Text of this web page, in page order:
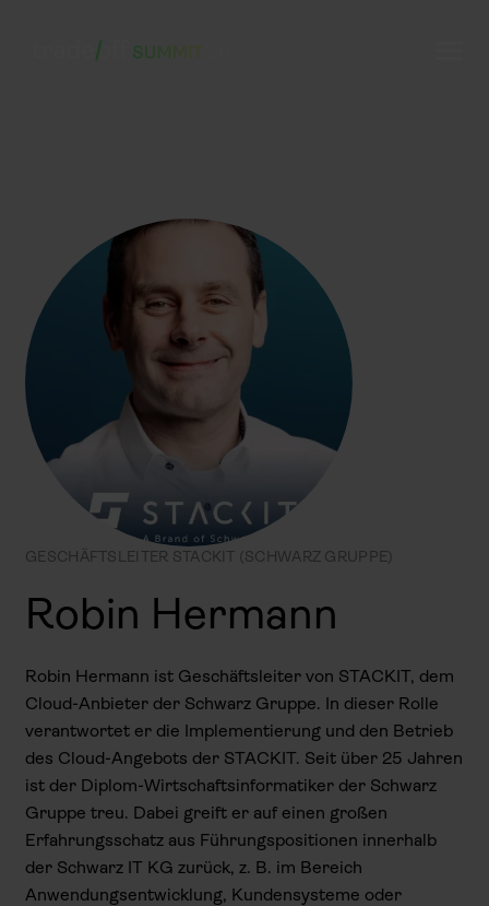
GESCHÄFTSLEITER STACKIT (SCHWARZ GRUPPE)
Robin Hermann
Robin Hermann ist Geschäftsleiter von STACKIT, dem
Cloud-Anbieter der Schwarz Gruppe. In dieser Rolle
verantwortet er die Implementierung und den Betrieb
des Cloud-Angebots der STACKIT. Seit über 25 Jahren
ist der Diplom-Wirtschaftsinformatiker der Schwarz
Gruppe treu. Dabei greift er auf einen großen
Erfahrungsschatz aus Führungspositionen innerhalb
der Schwarz IT KG zurück, z. B. im Bereich
Anwendungsentwicklung, Kundensysteme oder